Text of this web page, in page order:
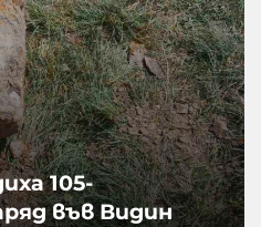
105-
във Видин